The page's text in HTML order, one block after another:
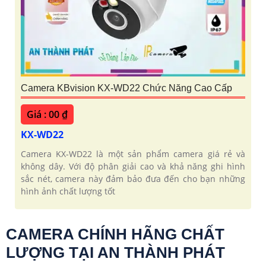
Camera KBvision KX-WD22 Chức Năng Cao Cấp
Giá : 00 ₫
KX-WD22
Camera KX-WD22 là một sản phẩm camera giá rẻ và
không dây. Với độ phân giải cao và khả năng ghi hình
sắc nét, camera này đảm bảo đưa đến cho bạn những
hình ảnh chất lượng tốt
CAMERA CHÍNH HÃNG CHẤT
LƯỢNG TẠI AN THÀNH PHÁT